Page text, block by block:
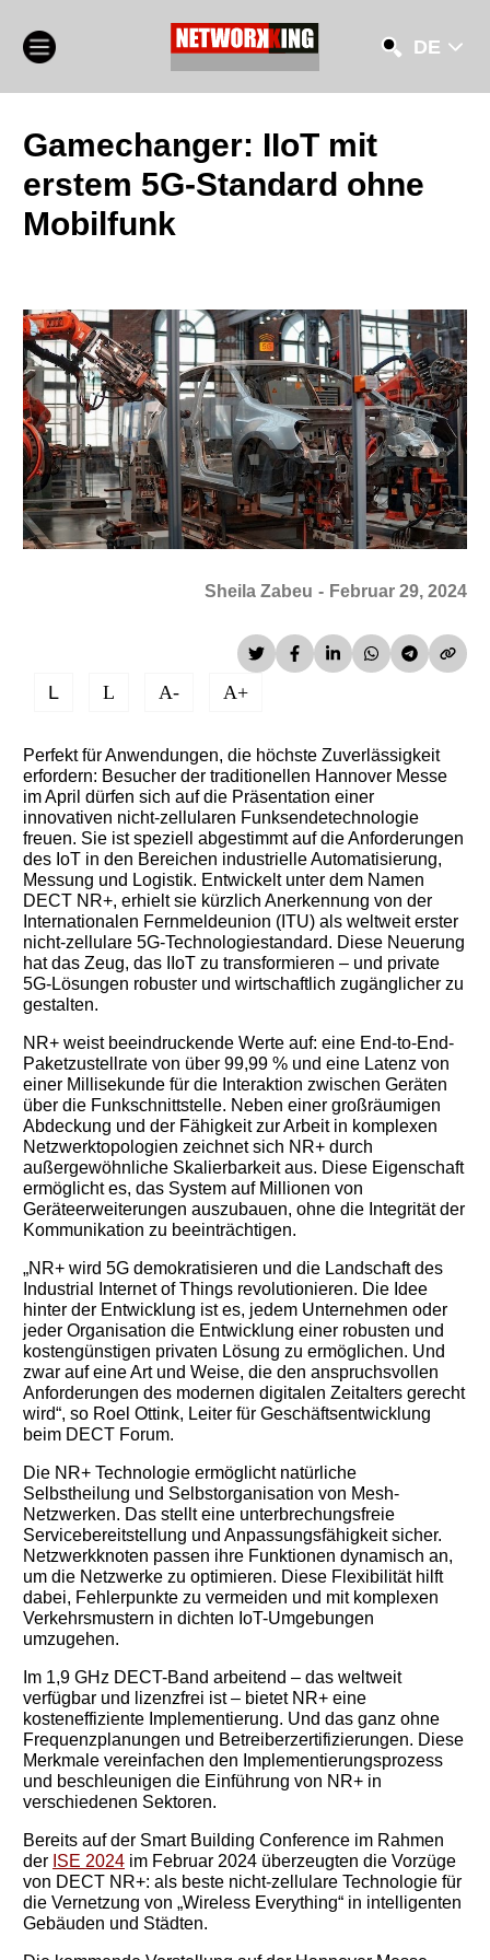
DE
Gamechanger: IIoT mit
erstem 5G-Standard ohne
Mobilfunk
Sheila Zabeu - Februar 29, 2024
L L A- A+
Perfekt für Anwendungen, die höchste Zuverlässigkeit
erfordern: Besucher der traditionellen Hannover Messe
im April dürfen sich auf die Präsentation einer
innovativen nicht-zellularen Funksendetechnologie
freuen. Sie ist speziell abgestimmt auf die Anforderungen
des IoT in den Bereichen industrielle Automatisierung,
Messung und Logistik. Entwickelt unter dem Namen
DECT NR+, erhielt sie kürzlich Anerkennung von der
Internationalen Fernmeldeunion (ITU) als weltweit erster
nicht-zellulare 5G-Technologiestandard. Diese Neuerung
hat das Zeug, das IIoT zu transformieren – und private
5G-Lösungen robuster und wirtschaftlich zugänglicher zu
gestalten.
NR+ weist beeindruckende Werte auf: eine End-to-End-
Paketzustellrate von über 99,99 % und eine Latenz von
einer Millisekunde für die Interaktion zwischen Geräten
über die Funkschnittstelle. Neben einer großräumigen
Abdeckung und der Fähigkeit zur Arbeit in komplexen
Netzwerktopologien zeichnet sich NR+ durch
außergewöhnliche Skalierbarkeit aus. Diese Eigenschaft
ermöglicht es, das System auf Millionen von
Geräteerweiterungen auszubauen, ohne die Integrität der
Kommunikation zu beeinträchtigen.
„NR+ wird 5G demokratisieren und die Landschaft des
Industrial Internet of Things revolutionieren. Die Idee
hinter der Entwicklung ist es, jedem Unternehmen oder
jeder Organisation die Entwicklung einer robusten und
kostengünstigen privaten Lösung zu ermöglichen. Und
zwar auf eine Art und Weise, die den anspruchsvollen
Anforderungen des modernen digitalen Zeitalters gerecht
wird“, so Roel Ottink, Leiter für Geschäftsentwicklung
beim DECT Forum.
Die NR+ Technologie ermöglicht natürliche
Selbstheilung und Selbstorganisation von Mesh-
Netzwerken. Das stellt eine unterbrechungsfreie
Servicebereitstellung und Anpassungsfähigkeit sicher.
Netzwerkknoten passen ihre Funktionen dynamisch an,
um die Netzwerke zu optimieren. Diese Flexibilität hilft
dabei, Fehlerpunkte zu vermeiden und mit komplexen
Verkehrsmustern in dichten IoT-Umgebungen
umzugehen.
Im 1,9 GHz DECT-Band arbeitend – das weltweit
verfügbar und lizenzfrei ist – bietet NR+ eine
kosteneffiziente Implementierung. Und das ganz ohne
Frequenzplanungen und Betreiberzertifizierungen. Diese
Merkmale vereinfachen den Implementierungsprozess
und beschleunigen die Einführung von NR+ in
verschiedenen Sektoren.
Bereits auf der Smart Building Conference im Rahmen
der ISE 2024 im Februar 2024 überzeugten die Vorzüge
von DECT NR+: als beste nicht-zellulare Technologie für
die Vernetzung von „Wireless Everything“ in intelligenten
Gebäuden und Städten.